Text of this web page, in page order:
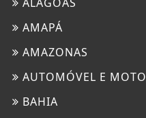
AMAPÁ
AMAZONAS
AUTOMÓVEL E MOTO
BAHIA